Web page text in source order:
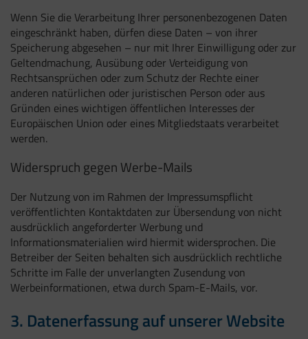
Wenn Sie die Verarbeitung Ihrer personenbezogenen Daten
eingeschränkt haben, dürfen diese Daten – von ihrer
Speicherung abgesehen – nur mit Ihrer Einwilligung oder zur
Geltendmachung, Ausübung oder Verteidigung von
Rechtsansprüchen oder zum Schutz der Rechte einer
anderen natürlichen oder juristischen Person oder aus
Gründen eines wichtigen öffentlichen Interesses der
Europäischen Union oder eines Mitgliedstaats verarbeitet
werden.
Widerspruch gegen Werbe-Mails
Der Nutzung von im Rahmen der Impressumspflicht
veröffentlichten Kontaktdaten zur Übersendung von nicht
ausdrücklich angeforderter Werbung und
Informationsmaterialien wird hiermit widersprochen. Die
Betreiber der Seiten behalten sich ausdrücklich rechtliche
Schritte im Falle der unverlangten Zusendung von
Werbeinformationen, etwa durch Spam-E-Mails, vor.
3. Datenerfassung auf unserer Website